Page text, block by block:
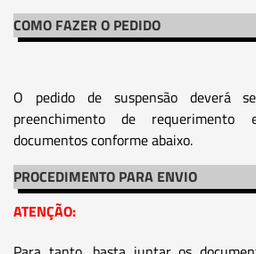
COMO FAZER O PEDIDO
O pedido de suspensão deverá
preenchimento de requerimento
documentos conforme abaixo.
PROCEDIMENTO PARA ENVIO
ATENÇÃO: